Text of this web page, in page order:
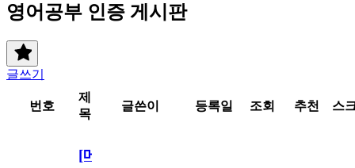
영어공부 인증 게시판
글쓰기
번호
제
목
글쓴이 등록일 조회 추천 스
[메